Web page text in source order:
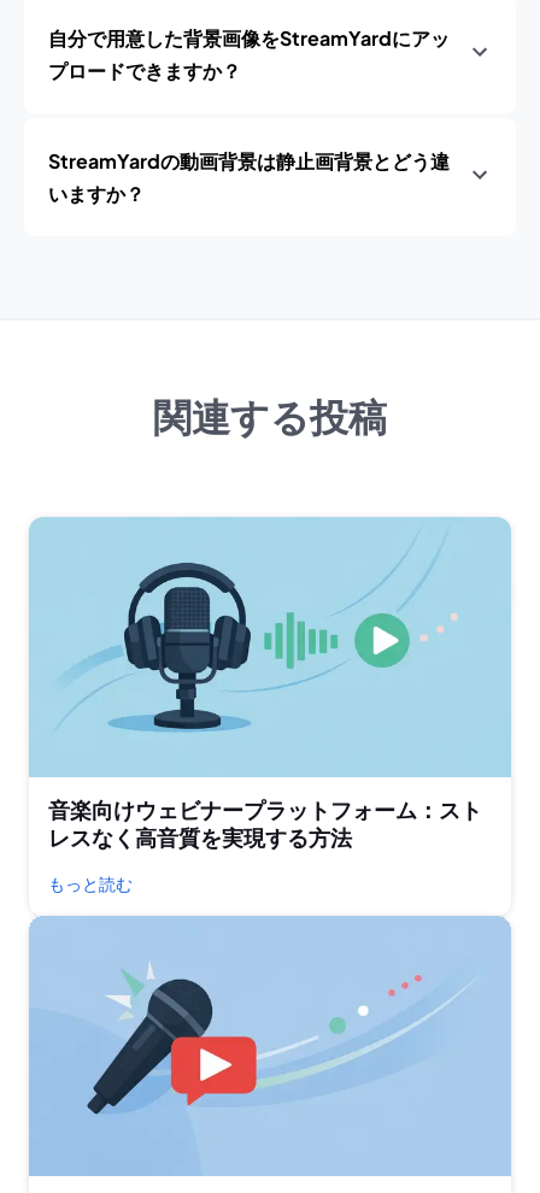
自分で用意した背景画像をStreamYardにアッ
プロードできますか？
StreamYardの動画背景は静止画背景とどう違
いますか？
関連する投稿
音楽向けウェビナープラットフォーム：スト
レスなく高音質を実現する方法
もっと読む